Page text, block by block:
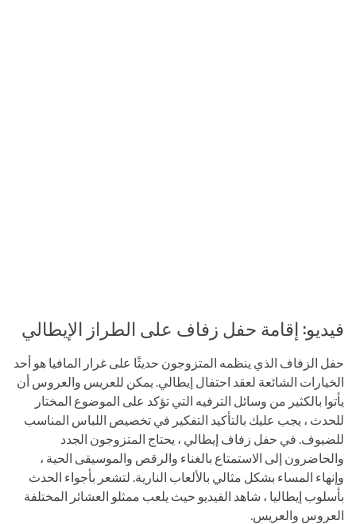
فيديو: إقامة حفل زفاف على الطراز الإيطالي
حفل الزفاف الذي ينظمه المتزوجون حديثًا على غرار المافيا هو أحد
الخيارات الشائعة لعقد احتفال إيطالي. يمكن للعريس والعروس أن
يأتوا بالكثير من وسائل الترفيه التي تؤكد على الموضوع المختار
للحدث ، يجب عليك بالتأكيد التفكير في تخصيص اللباس المناسب
للضيوف. في حفل زفاف إيطالي ، يحتاج المتزوجون الجدد
والحاضرون إلى الاستمتاع بالغناء والرقص والموسيقى الحية ،
وإنهاء المساء بشكل مثالي بالألعاب النارية. لتشعر بأجواء الحدث
بأسلوب إيطاليا ، شاهد الفيديو حيث يلعب ممثلو العشائر المختلفة
العروس والعريس.